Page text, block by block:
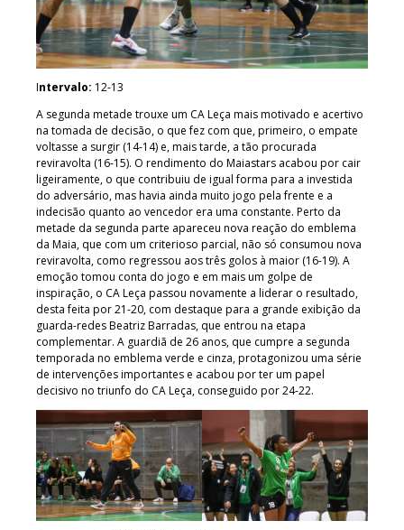
Intervalo: 12-13
A segunda metade trouxe um CA Leça mais motivado e acertivo
na tomada de decisão, o que fez com que, primeiro, o empate
voltasse a surgir (14-14) e, mais tarde, a tão procurada
reviravolta (16-15). O rendimento do Maiastars acabou por cair
ligeiramente, o que contribuiu de igual forma para a investida
do adversário, mas havia ainda muito jogo pela frente e a
indecisão quanto ao vencedor era uma constante. Perto da
metade da segunda parte apareceu nova reação do emblema
da Maia, que com um criterioso parcial, não só consumou nova
reviravolta, como regressou aos três golos à maior (16-19). A
emoção tomou conta do jogo e em mais um golpe de
inspiração, o CA Leça passou novamente a liderar o resultado,
desta feita por 21-20, com destaque para a grande exibição da
guarda-redes Beatriz Barradas, que entrou na etapa
complementar. A guardiã de 26 anos, que cumpre a segunda
temporada no emblema verde e cinza, protagonizou uma série
de intervenções importantes e acabou por ter um papel
decisivo no triunfo do CA Leça, conseguido por 24-22.